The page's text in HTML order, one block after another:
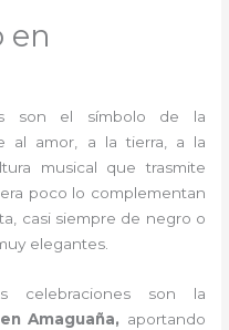
en
son el símbolo de la
al amor, a la tierra, a la
musical que trasmite
poco lo complementan
casi siempre de negro o
elegantes.
celebraciones son la
Amaguaña, aportando